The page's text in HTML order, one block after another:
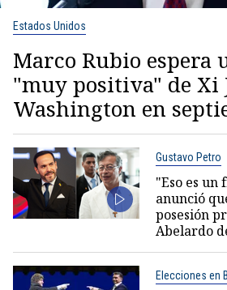
Estados Unidos
Marco Rubio espera
"muy positiva" de Xi
Washington en
Gustavo Petro
"Eso es un
anunció
posesión
Abelardo
Elecciones en